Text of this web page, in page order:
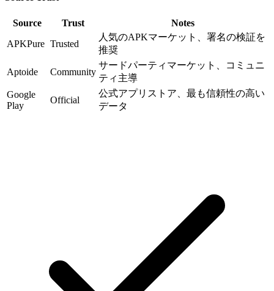
Source Trust
Notes
APKPure Trusted
人気のAPKマーケット、署名の検証を
推奨
Aptoide Community
サードパーティマーケット、コミュニ
ティ主導
Google
Play
Official
公式アプリストア、最も信頼性の高い
データ